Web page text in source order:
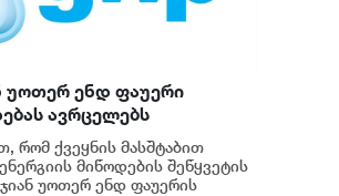
უოთერ ენდ ფაუერი
ავრცელებს
რომ ქვეყნის მასშტაბით
მიწოდების შეწყვეტის
უოთერ ენდ ფაუერის